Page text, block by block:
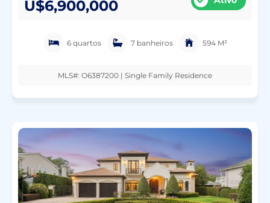
U$6,900,000
6 quartos 7 banheiros 594 M²
MLS#: O6387200 | Single Family Residence